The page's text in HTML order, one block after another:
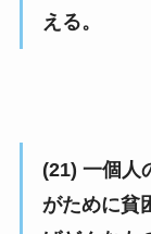
える。
(21) 一個人
がために貧